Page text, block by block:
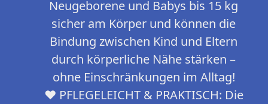
Neugeborene und Babys bis 15 kg
sicher am Körper und können die
Bindung zwischen Kind und Eltern
durch körperliche Nähe stärken –
ohne Einschränkungen im Alltag!
❤ PFLEGELEICHT & PRAKTISCH: Die